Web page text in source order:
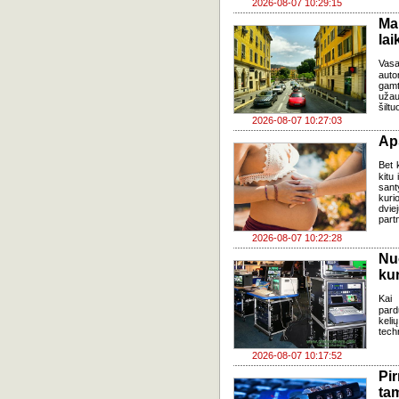
2026-08-07 10:29:15
2026-08-07 10:27:03
2026-08-07 10:22:28
Bet
kitu
2026-08-07 10:17:52
Kai